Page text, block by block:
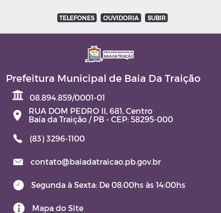
TELEFONES OUVIDORIA SUBIR
Prefeitura Municipal de Baia Da Traição
08.894.859/0001-01
RUA DOM PEDRO II, 681, Centro
Baía da Traição / PB - CEP: 58295-000
(83) 3296-1100
contato@baiadatraicao.pb.gov.br
Segunda à Sexta: De 08:00hs às 14:00hs
Mapa do Site